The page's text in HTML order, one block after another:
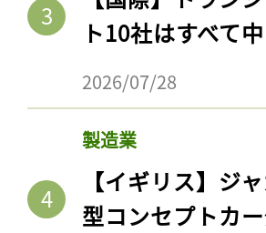
ト10社はすべて
2026/07/28
製造業
【イギリス】ジ
型コンセプトカ